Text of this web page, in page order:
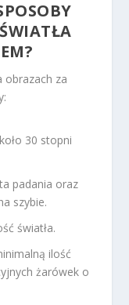
obrazach za
30 stopni
padania oraz
szybie.
światła.
ilość
żarówek o